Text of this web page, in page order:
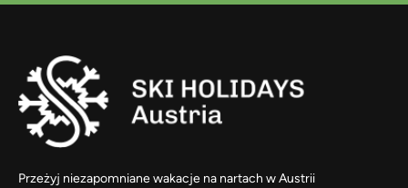
Przeżyj niezapomniane wakacje na nartach w Austrii